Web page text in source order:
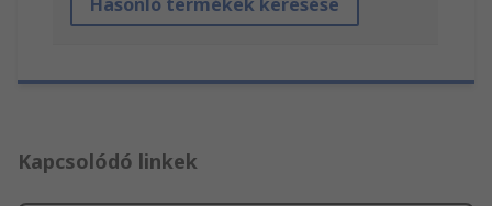
Hasonló termékek keresése
Kapcsolódó linkek